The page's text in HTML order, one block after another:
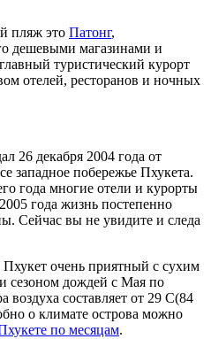
пляж это Патонг,
дешевыми магазинами и
туристический курорт
отелей, ресторанов и ночных
26 декабря 2004 года от
западное побережье Пхукета.
года многие отели и курорты
года жизнь постепенно
Сейчас вы не увидите и следа
очень приятный с сухим
сезоном дождей с Мая по
воздуха составляет от 29 С(84
о климате острова можно
по месяцам.